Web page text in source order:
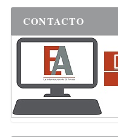
CONTACTO